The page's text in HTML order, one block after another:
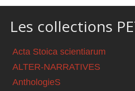
Les collections
Acta Stoica scientiarum
ALTER-NARRATIVES
AnthologieS